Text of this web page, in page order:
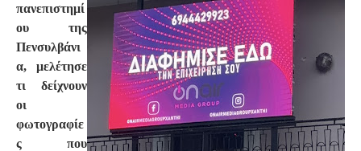
πανεπιστημί
ου της
Πενσυλβάνι
α, μελέτησε
τι δείχνουν
οι
φωτογραφίε
ς που